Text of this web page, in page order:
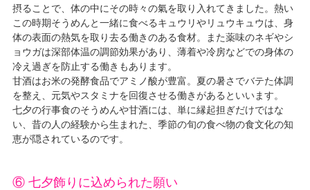
摂ることで、体の中にその時々の氣を取り入れてきました。熱い
この時期そうめんと一緒に食べるキュウリやリュウキュウは、身
体の表面の熱気を取り去る働きのある食材。また薬味のネギやシ
ョウガは深部体温の調節効果があり、薄着や冷房などでの身体の
冷え過ぎを防止する働きもあります。
甘酒はお米の発酵食品でアミノ酸が豊富。夏の暑さでバテた体調
を整え、元気やスタミナを回復させる働きがあるといいます。
七夕の行事食のそうめんや甘酒には、単に縁起担ぎだけではな
い、昔の人の経験から生まれた、季節の旬の食べ物の食文化の知
恵が隠されているのです。
⑥ 七夕飾りに込められた願い